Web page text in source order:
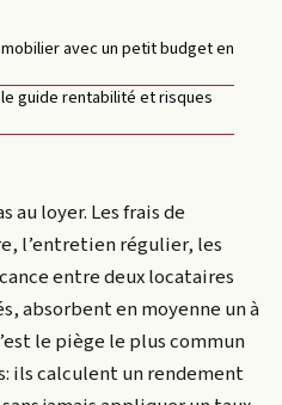
avec un petit budget en
guide rentabilité et risques
au loyer. Les frais de
l’entretien régulier, les
entre deux locataires
absorbent en moyenne un à
le piège le plus commun
ils calculent un rendement